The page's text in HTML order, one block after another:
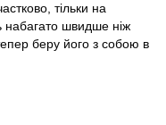
тільки на
набагато швидше ніж
беру його з собою в